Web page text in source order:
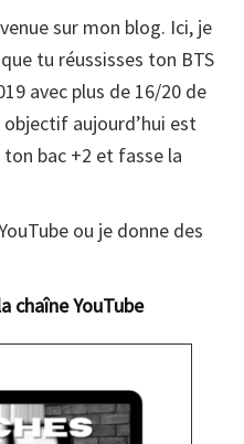
sur mon blog. Ici, je
tu réussisses ton BTS
avec plus de 16/20 de
aujourd’hui est
bac +2 et fasse la
ou je donne des
chaîne YouTube